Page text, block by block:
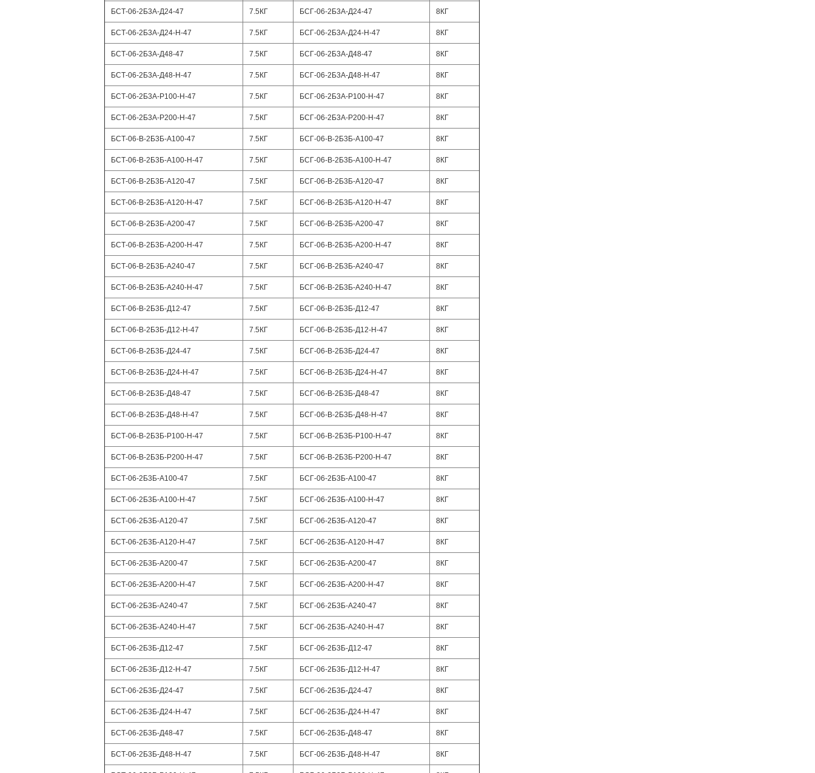
БСТ-06-2Б3А-Д24-47 7.5КГ БСГ-06-2Б3А-Д24-47 8КГ
БСТ-06-2Б3А-Д24-Н-47 7.5КГ БСГ-06-2Б3А-Д24-Н-47 8КГ
БСТ-06-2Б3А-Д48-47 7.5КГ БСГ-06-2Б3А-Д48-47 8КГ
БСТ-06-2Б3А-Д48-Н-47 7.5КГ БСГ-06-2Б3А-Д48-Н-47 8КГ
БСТ-06-2Б3А-Р100-Н-47 7.5КГ БСГ-06-2Б3А-Р100-Н-47 8КГ
БСТ-06-2Б3А-Р200-Н-47 7.5КГ БСГ-06-2Б3А-Р200-Н-47 8КГ
БСТ-06-В-2Б3Б-А100-47 7.5КГ БСГ-06-В-2Б3Б-А100-47 8КГ
БСТ-06-В-2Б3Б-А100-Н-47 7.5КГ БСГ-06-В-2Б3Б-А100-Н-47 8КГ
БСТ-06-В-2Б3Б-А120-47 7.5КГ БСГ-06-В-2Б3Б-А120-47 8КГ
БСТ-06-В-2Б3Б-А120-Н-47 7.5КГ БСГ-06-В-2Б3Б-А120-Н-47 8КГ
БСТ-06-В-2Б3Б-А200-47 7.5КГ БСГ-06-В-2Б3Б-А200-47 8КГ
БСТ-06-В-2Б3Б-А200-Н-47 7.5КГ БСГ-06-В-2Б3Б-А200-Н-47 8КГ
БСТ-06-В-2Б3Б-А240-47 7.5КГ БСГ-06-В-2Б3Б-А240-47 8КГ
БСТ-06-В-2Б3Б-А240-Н-47 7.5КГ БСГ-06-В-2Б3Б-А240-Н-47 8КГ
БСТ-06-В-2Б3Б-Д12-47 7.5КГ БСГ-06-В-2Б3Б-Д12-47 8КГ
БСТ-06-В-2Б3Б-Д12-Н-47 7.5КГ БСГ-06-В-2Б3Б-Д12-Н-47 8КГ
БСТ-06-В-2Б3Б-Д24-47 7.5КГ БСГ-06-В-2Б3Б-Д24-47 8КГ
БСТ-06-В-2Б3Б-Д24-Н-47 7.5КГ БСГ-06-В-2Б3Б-Д24-Н-47 8КГ
БСТ-06-В-2Б3Б-Д48-47 7.5КГ БСГ-06-В-2Б3Б-Д48-47 8КГ
БСТ-06-В-2Б3Б-Д48-Н-47 7.5КГ БСГ-06-В-2Б3Б-Д48-Н-47 8КГ
БСТ-06-В-2Б3Б-Р100-Н-47 7.5КГ БСГ-06-В-2Б3Б-Р100-Н-47 8КГ
БСТ-06-В-2Б3Б-Р200-Н-47 7.5КГ БСГ-06-В-2Б3Б-Р200-Н-47 8КГ
БСТ-06-2Б3Б-А100-47 7.5КГ БСГ-06-2Б3Б-А100-47 8КГ
БСТ-06-2Б3Б-А100-Н-47 7.5КГ БСГ-06-2Б3Б-А100-Н-47 8КГ
БСТ-06-2Б3Б-А120-47 7.5КГ БСГ-06-2Б3Б-А120-47 8КГ
БСТ-06-2Б3Б-А120-Н-47 7.5КГ БСГ-06-2Б3Б-А120-Н-47 8КГ
БСТ-06-2Б3Б-А200-47 7.5КГ БСГ-06-2Б3Б-А200-47 8КГ
БСТ-06-2Б3Б-А200-Н-47 7.5КГ БСГ-06-2Б3Б-А200-Н-47 8КГ
БСТ-06-2Б3Б-А240-47 7.5КГ БСГ-06-2Б3Б-А240-47 8КГ
БСТ-06-2Б3Б-А240-Н-47 7.5КГ БСГ-06-2Б3Б-А240-Н-47 8КГ
БСТ-06-2Б3Б-Д12-47 7.5КГ БСГ-06-2Б3Б-Д12-47 8КГ
БСТ-06-2Б3Б-Д12-Н-47 7.5КГ БСГ-06-2Б3Б-Д12-Н-47 8КГ
БСТ-06-2Б3Б-Д24-47 7.5КГ БСГ-06-2Б3Б-Д24-47 8КГ
БСТ-06-2Б3Б-Д24-Н-47 7.5КГ БСГ-06-2Б3Б-Д24-Н-47 8КГ
БСТ-06-2Б3Б-Д48-47 7.5КГ БСГ-06-2Б3Б-Д48-47 8КГ
БСТ-06-2Б3Б-Д48-Н-47 7.5КГ БСГ-06-2Б3Б-Д48-Н-47 8КГ